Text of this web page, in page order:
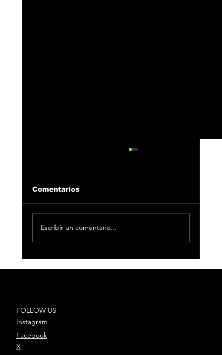
Comentarios
Escribir un comentario...
FOLLOW US
Instagram
Facebook
X